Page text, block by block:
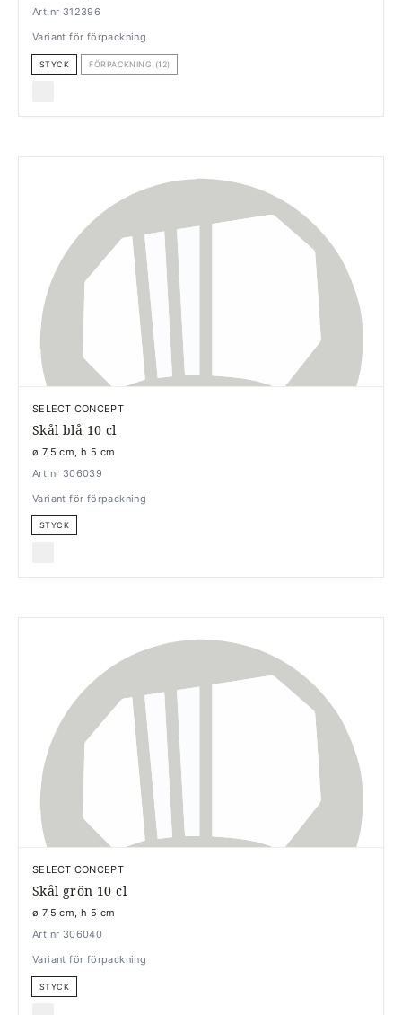
Art.nr 312396
Variant för förpackning
STYCK FÖRPACKNING (12)
SELECT CONCEPT
Skål blå 10 cl
ø 7,5 cm, h 5 cm
Art.nr 306039
Variant för förpackning
STYCK
SELECT CONCEPT
Skål grön 10 cl
ø 7,5 cm, h 5 cm
Art.nr 306040
Variant för förpackning
STYCK